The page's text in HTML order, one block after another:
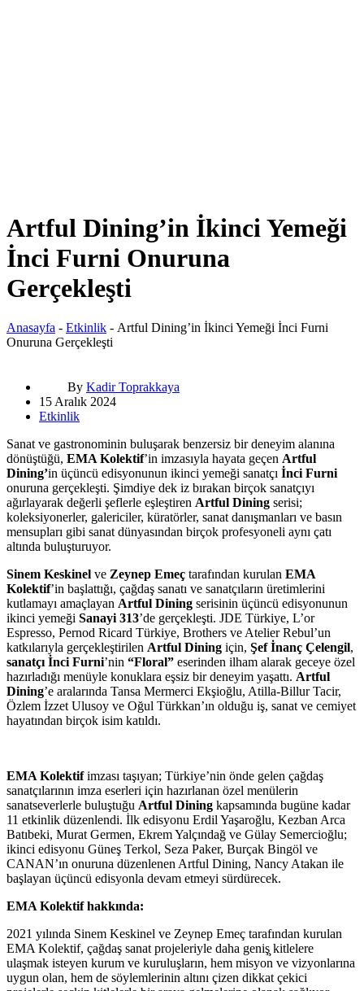
Artful Dining’in İkinci Yemeği
İnci Furni Onuruna
Gerçekleşti
Anasayfa - Etkinlik - Artful Dining’in İkinci Yemeği İnci Furni
Onuruna Gerçekleşti
By Kadir Toprakkaya
15 Aralık 2024
Etkinlik
Sanat ve gastronominin buluşarak benzersiz bir deneyim alanına
dönüştüğü, EMA Kolektif’in imzasıyla hayata geçen Artful
Dining’in üçüncü edisyonunun ikinci yemeği sanatçı İnci Furni
onuruna gerçekleşti. Şimdiye dek iz bırakan birçok sanatçıyı
ağırlayarak değerli şeflerle eşleştiren Artful Dining serisi;
koleksiyonerler, galericiler, küratörler, sanat danışmanları ve basın
mensupları gibi sanat dünyasından birçok profesyoneli aynı çatı
altında buluşturuyor.
Sinem Keskinel ve Zeynep Emeç tarafından kurulan EMA
Kolektif’in başlattığı, çağdaş sanatı ve sanatçıların üretimlerini
kutlamayı amaçlayan Artful Dining serisinin üçüncü edisyonunun
ikinci yemeği Sanayi 313’de gerçekleşti. JDE Türkiye, L’or
Espresso, Pernod Ricard Türkiye, Brothers ve Atelier Rebul’un
katkılarıyla gerçekleştirilen Artful Dining için, Şef İnanç Çelengil,
sanatçı İnci Furni’nin “Floral” eserinden ilham alarak geceye özel
hazırladığı menüyle konuklara eşsiz bir deneyim yaşattı. Artful
Dining’e aralarında Tansa Mermerci Ekşioğlu, Atilla-Billur Tacir,
Özlem İzzet Ulusoy ve Oğul Türkkan’ın olduğu iş, sanat ve cemiyet
hayatından birçok isim katıldı.
EMA Kolektifimzası taşıyan; Türkiye’nin önde gelen çağdaş
sanatçılarının imza eserleri için hazırlanan özel menülerin
sanatseverlerle buluştuğu Artful Dining kapsamında bugüne kadar
11 etkinlik düzenlendi. İlk edisyonu Erdil Yaşaroğlu, Kezban Arca
Batıbeki, Murat Germen, Ekrem Yalçındağ ve Gülay Semercioğlu;
ikinci edisyonu Güneş Terkol, Seza Paker, Burçak Bingöl ve
CANAN’ın onuruna düzenlenen Artful Dining, Nancy Atakan ile
başlayan üçüncü edisyonla devam etmeyi sürdürecek.
EMA Kolektif hakkında:
2021 yılında Sinem Keskinel ve Zeynep Emeç tarafından kurulan
EMA Kolektif, çağdaş sanat projeleriyle daha geniş̧ kitlelere
ulaşmak isteyen kurum ve kuruluşların, hem misyon ve vizyonlarına
uygun olan, hem de söylemlerinin altını çizen dikkat çekici